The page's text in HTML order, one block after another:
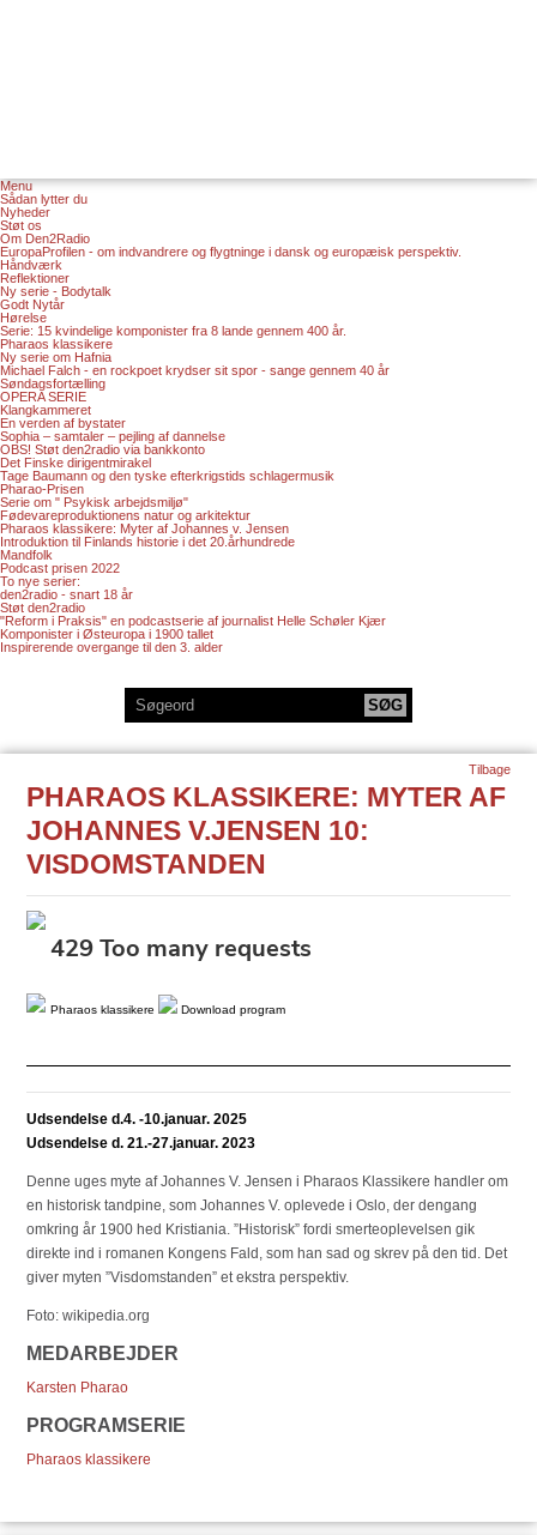
Menu
Sådan lytter du
Nyheder
Støt os
Om Den2Radio
EuropaProfilen - om indvandrere og flygtninge i dansk og europæisk perspektiv.
Håndværk
Reflektioner
Ny serie - Bodytalk
Godt Nytår
Hørelse
Serie: 15 kvindelige komponister fra 8 lande gennem 400 år.
Pharaos klassikere
Ny serie om Hafnia
Michael Falch - en rockpoet krydser sit spor - sange gennem 40 år
Søndagsfortælling
OPERA SERIE
Klangkammeret
En verden af bystater
Sophia – samtaler – pejling af dannelse
OBS! Støt den2radio via bankkonto
Det Finske dirigentmirakel
Tage Baumann og den tyske efterkrigstids schlagermusik
Pharao-Prisen
Serie om " Psykisk arbejdsmiljø"
Fødevareproduktionens natur og arkitektur
Pharaos klassikere: Myter af Johannes v. Jensen
Introduktion til Finlands historie i det 20.århundrede
Mandfolk
Podcast prisen 2022
To nye serier:
den2radio - snart 18 år
Støt den2radio
"Reform i Praksis" en podcastserie af journalist Helle Schøler Kjær
Komponister i Østeuropa i 1900 tallet
Inspirerende overgange til den 3. alder
PHARAOS KLASSIKERE: MYTER AF
JOHANNES V.JENSEN 10:
VISDOMSTANDEN
Pharaos klassikere Download program
Udsendelse d.4. -10.januar. 2025
Udsendelse d. 21.-27.januar. 2023
Denne uges myte af Johannes V. Jensen i Pharaos Klassikere handler om
en historisk tandpine, som Johannes V. oplevede i Oslo, der dengang
omkring år 1900 hed Kristiania. ”Historisk” fordi smerteoplevelsen gik
direkte ind i romanen Kongens Fald, som han sad og skrev på den tid. Det
giver myten ”Visdomstanden” et ekstra perspektiv.
Foto: wikipedia.org
MEDARBEJDER
Karsten Pharao
PROGRAMSERIE
Pharaos klassikere
Tilbage